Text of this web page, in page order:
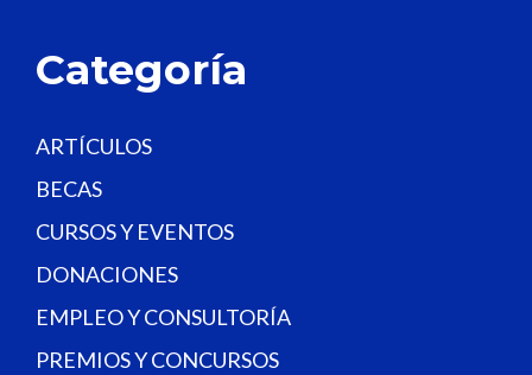
n
.
Categoría
ARTÍCULOS
BECAS
CURSOS Y EVENTOS
DONACIONES
EMPLEO Y CONSULTORÍA
PREMIOS Y CONCURSOS